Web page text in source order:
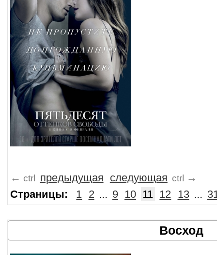
← ctrl предыдущая следующая ctrl
→
Страницы:
1 2 ... 9 10 11 12 13 ...
Восход